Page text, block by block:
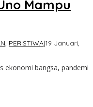
Mampu
, PERISTIWA|19 Januari,
ekonomi bangsa, pandemi